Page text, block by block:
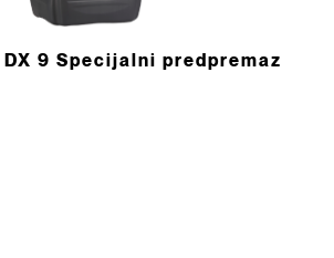
DX 9 Specijalni predpremaz